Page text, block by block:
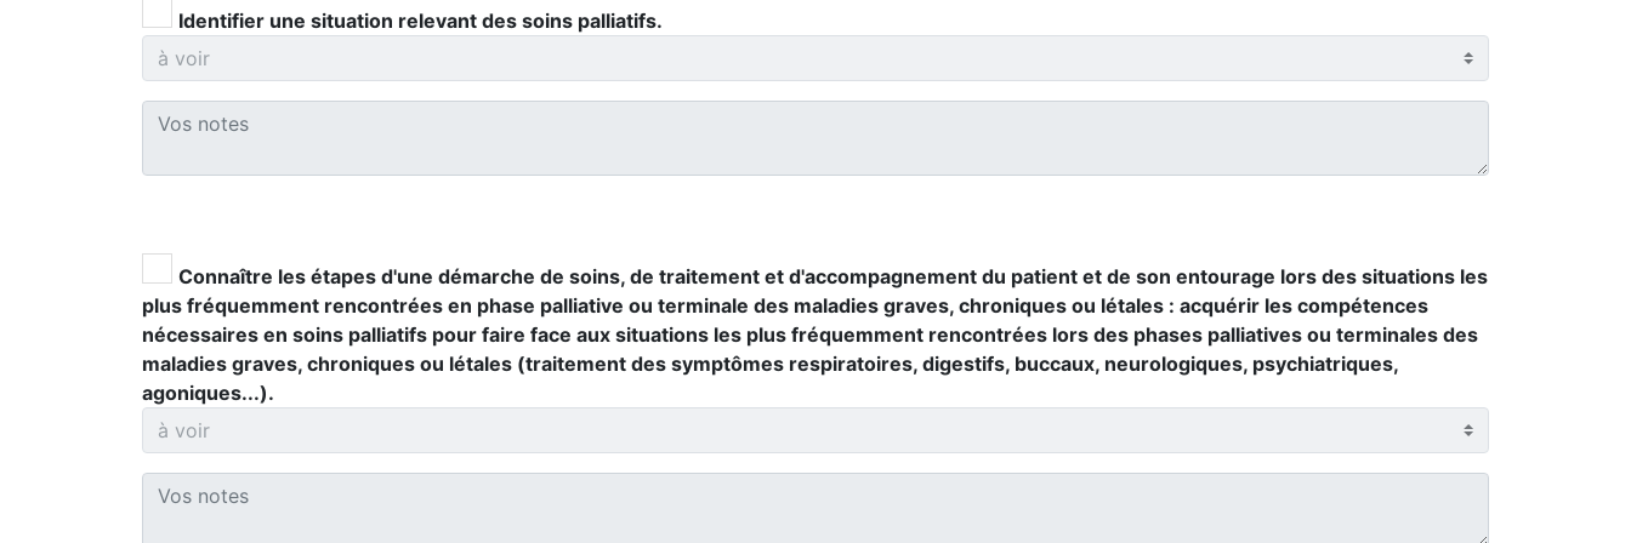
Identifier une situation relevant des soins palliatifs.
Connaître les étapes d'une démarche de soins, de traitement et d'accompagnement du patient et de son entourage lors des situations les
plus fréquemment rencontrées en phase palliative ou terminale des maladies graves, chroniques ou létales : acquérir les compétences
nécessaires en soins palliatifs pour faire face aux situations les plus fréquemment rencontrées lors des phases palliatives ou terminales des
maladies graves, chroniques ou létales (traitement des symptômes respiratoires, digestifs, buccaux, neurologiques, psychiatriques,
agoniques...).